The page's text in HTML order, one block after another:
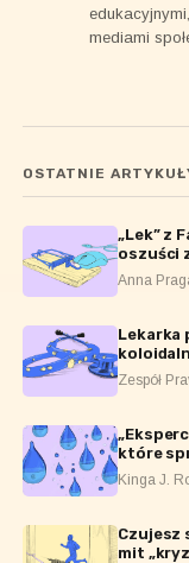
mediami
OSTATNIE
„Lek” z
oszuści
Anna
Lekarka
Zespół
„Eksperci
które
Kinga J.
Czujesz
mit